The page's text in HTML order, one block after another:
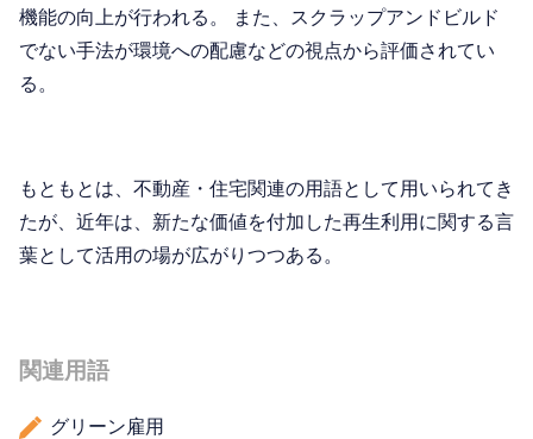
機能の向上が行われる。 また、スクラップアンドビルド
でない手法が環境への配慮などの視点から評価されてい
る。
もともとは、不動産・住宅関連の用語として用いられてき
たが、近年は、新たな価値を付加した再生利用に関する言
葉として活用の場が広がりつつある。
関連用語
グリーン雇用